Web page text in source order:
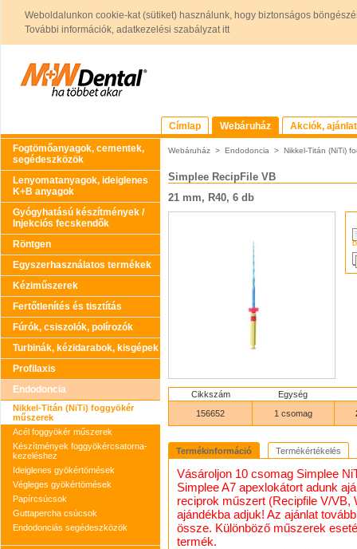
Weboldalunkon cookie-kat (sütiket) használunk, hogy biztonságos
További információk, adatkezelési szabályzat itt
Címlap Webáruház
Akciók,
Fogtömőanyagok, cementek,
segédeszközök
Lenyomatanyagok, ideiglenes
K+B anyagok
Gyógyhatású készítmények /
Injekciós fecskendők
Röntgen
Egyszerhasználatos termékek
Kéziműszerek
Fertőtlenítés és tisztítás
Fúrók, csiszolók, polírozók
Turbinák, kézidarabok, kisgépek
Profilaxis
Endodoncia
Nikkel-Titán (NiTi) foggyökér
műszerek
Acél foggyökér műszerek
Készítmények foggyökércsatorna-
kezeléshez
Ideiglenes gyökértömések
Végleges gyökértömések
Papírcsúcsok
Guttapercha csúcsok
Endodonciás segédeszközök
Webáruház > Endodoncia > Nikkel-Titán (NiTi)
Simplee RecipFile VB
21 mm, R40, 6 db
Cikkszám
Egység
156652
1 csomag
Termékinformáció Termékértékelés
Vásároljon 10 csomag Simplee
Simplee A7 apexlokátort adunk
reciprok műszert (Recipfile V/VB,
ajándékba adjuk! Az ajánlat
össze. Különböző műszerek
termék.